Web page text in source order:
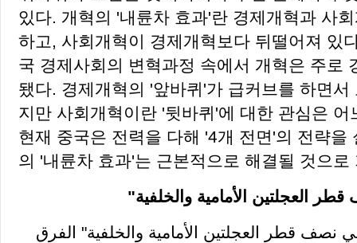
있다. 개혁의 '내륜차 효과'란 경제개혁과 사
하고, 사회개혁이 경제개혁보다 뒤떨어져 있
국 경제사회의 변혁과정 속에서 개혁은 주로
됐다. 경제개혁의 '앞바퀴'가 급커브를 하면서
지만 사회개혁이란 '뒷바퀴'에 대한 관심은 어
현재 중국은 전력을 다해 '4개 전면'의 전략을
의 '내륜차 효과'는 근본적으로 해결될 것으로
العجلتين الأمامية والخلفية"
نصف قطر العجلتين الأمامية والخلفية" الفرق